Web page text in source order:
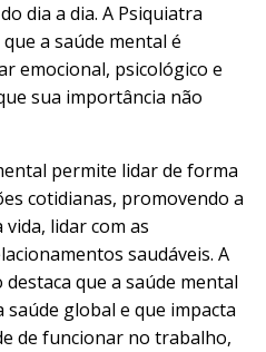
dia a dia. A Psiquiatra
a saúde mental é
emocional, psicológico e
sua importância não
permite lidar de forma
cotidianas, promovendo a
lidar com as
saudáveis. A
que a saúde mental
global e que impacta
de funcionar no trabalho,